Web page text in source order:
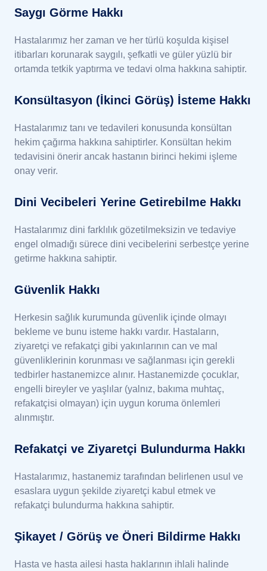
Saygı Görme Hakkı
Hastalarımız her zaman ve her türlü koşulda kişisel
itibarları korunarak saygılı, şefkatli ve güler yüzlü bir
ortamda tetkik yaptırma ve tedavi olma hakkına sahiptir.
Konsültasyon (İkinci Görüş) İsteme Hakkı
Hastalarımız tanı ve tedavileri konusunda konsültan
hekim çağırma hakkına sahiptirler. Konsültan hekim
tedavisini önerir ancak hastanın birinci hekimi işleme
onay verir.
Dini Vecibeleri Yerine Getirebilme Hakkı
Hastalarımız dini farklılık gözetilmeksizin ve tedaviye
engel olmadığı sürece dini vecibelerini serbestçe yerine
getirme hakkına sahiptir.
Güvenlik Hakkı
Herkesin sağlık kurumunda güvenlik içinde olmayı
bekleme ve bunu isteme hakkı vardır. Hastaların,
ziyaretçi ve refakatçi gibi yakınlarının can ve mal
güvenliklerinin korunması ve sağlanması için gerekli
tedbirler hastanemizce alınır. Hastanemizde çocuklar,
engelli bireyler ve yaşlılar (yalnız, bakıma muhtaç,
refakatçisi olmayan) için uygun koruma önlemleri
alınmıştır.
Refakatçi ve Ziyaretçi Bulundurma Hakkı
Hastalarımız, hastanemiz tarafından belirlenen usul ve
esaslara uygun şekilde ziyaretçi kabul etmek ve
refakatçi bulundurma hakkına sahiptir.
Şikayet / Görüş ve Öneri Bildirme Hakkı
Hasta ve hasta ailesi hasta haklarının ihlali halinde